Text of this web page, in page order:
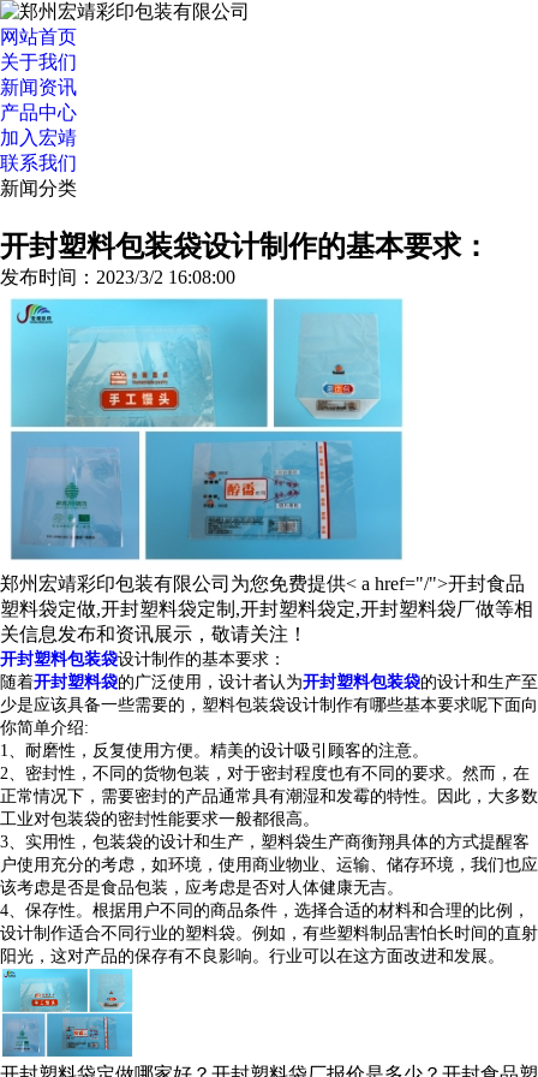
网站首页
关于我们
新闻资讯
产品中心
加入宏靖
联系我们
新闻分类
开封塑料包装袋设计制作的基本要求：
发布时间：2023/3/2 16:08:00
郑州宏靖彩印包装有限公司为您免费提供< a href="/">开封食品
塑料袋定做,开封塑料袋定制,开封塑料袋定,开封塑料袋厂做等相
关信息发布和资讯展示，敬请关注！
开封塑料包装袋设计制作的基本要求：
随着开封塑料袋的广泛使用，设计者认为开封塑料包装袋的设计和生产至
少是应该具备一些需要的，塑料包装袋设计制作有哪些基本要求呢下面向
你简单介绍:
1、耐磨性，反复使用方便。精美的设计吸引顾客的注意。
2、密封性，不同的货物包装，对于密封程度也有不同的要求。然而，在
正常情况下，需要密封的产品通常具有潮湿和发霉的特性。因此，大多数
工业对包装袋的密封性能要求一般都很高。
3、实用性，包装袋的设计和生产，塑料袋生产商衡翔具体的方式提醒客
户使用充分的考虑，如环境，使用商业物业、运输、储存环境，我们也应
该考虑是否是食品包装，应考虑是否对人体健康无吉。
4、保存性。根据用户不同的商品条件，选择合适的材料和合理的比例，
设计制作适合不同行业的塑料袋。例如，有些塑料制品害怕长时间的直射
阳光，这对产品的保存有不良影响。行业可以在这方面改进和发展。